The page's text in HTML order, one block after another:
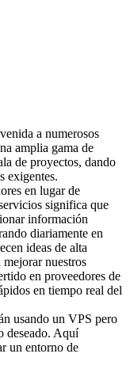
a numerosos
amplia gama de
de proyectos, dando
exigentes.
en lugar de
significa que
información
diariamente en
ideas de alta
nuestros
en proveedores de
en tiempo real del
usando un VPS pero
deseado. Aquí
un entorno de